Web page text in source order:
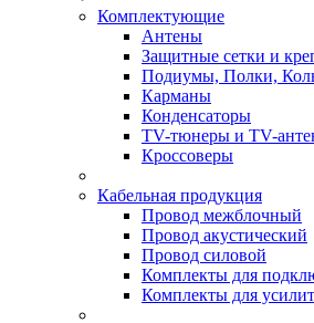
Комплектующие
Антены
Защитные сетки и
Подиумы, Полки,
Карманы
Конденсаторы
TV-тюнеры и TV-
Кроссоверы
Кабельная продукция
Провод межблочный
Провод акустический
Провод силовой
Комплекты для
Комплекты для